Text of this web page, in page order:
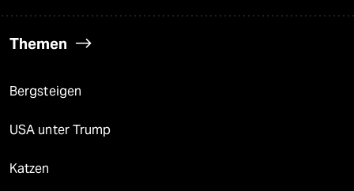
Themen
Bergsteigen
USA unter Trump
Katzen